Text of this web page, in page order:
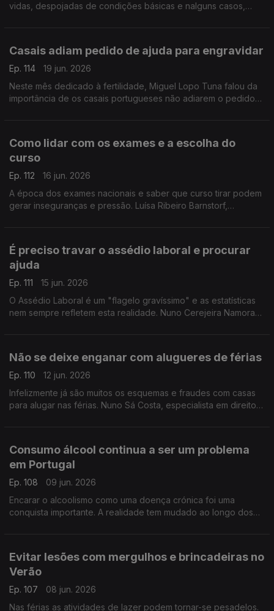
vidas, despojadas de condições básicas e nalguns casos,
Casais adiam pedido de ajuda para engravidar
Ep. 114
19 jun. 2026
Neste mês dedicado à fertilidade, Miguel Lopo Tuna falou da
importância de os casais portugueses não adiarem o pedido
Como lidar com os exames e a escolha do
curso
Ep. 112
16 jun. 2026
A época dos exames nacionais e saber que curso tirar podem
gerar inseguranças e pressão. Luísa Ribeiro Barnstorf,
É preciso travar o assédio laboral e procurar
ajuda
Ep. 111
15 jun. 2026
O Assédio Laboral é um "flagelo gravíssimo" e as estatísticas
nem sempre refletem esta realidade. Nuno Cerejeira Namora
Não se deixe enganar com alugueres de férias
Ep. 110
12 jun. 2026
Infelizmente já são muitos os esquemas e fraudes com casas
para alugar nas férias. Nuno Sá Costa, especialista em direito
Consumo álcool continua a ser um problema
em Portugal
Ep. 108
09 jun. 2026
Encarar o alcoolismo como uma doença crónica foi uma
conquista importante. A realidade tem mudado ao longo dos
Evitar lesões com mergulhos e brincadeiras no
Verão
Ep. 107
08 jun. 2026
Nas férias as atividades de lazer podem tornar-se pesadelos.